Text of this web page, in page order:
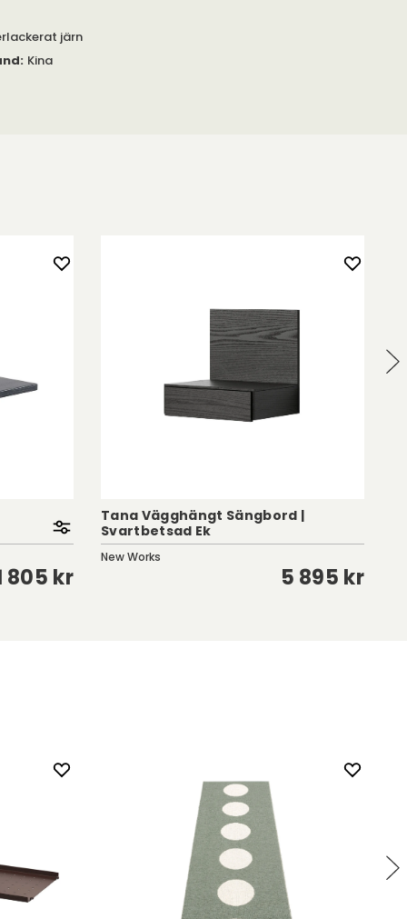
järn
: Kina
805 kr
Tana Vägghängt Sängbord |
Svartbetsad Ek
New Works
5 895 kr